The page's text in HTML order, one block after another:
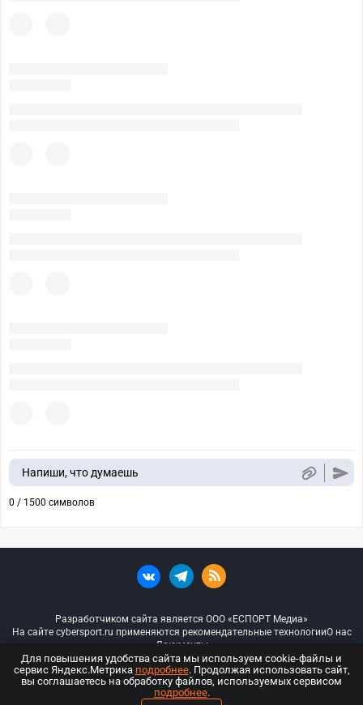
Напиши, что думаешь
0 / 1500 символов
Разработчиком сайта является ООО «ЕСПОРТ Медиа»
На сайте cybersport.ru применяются рекомендательные технологииО нас
Документы
© ООО «Киберспорт.ру» — Все права защищены
18+
Для повышения удобства сайта мы используем cookie-файлы и
сервис Яндекс.Метрика подробнее. Продолжая использовать сайт,
вы соглашаетесь на обработку файлов, используемых сервисом
подробнее.